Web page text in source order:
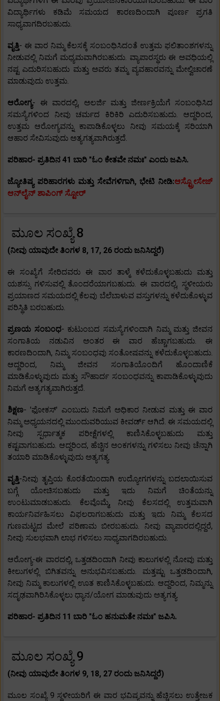
ವಿದ್ಯಾರ್ಥಿಗಳು ಕಡಿಮೆ ಸಮಯದ ಕಾರಣದಿಂದಾಗಿ ಪೂರ್ಣ ಪ್ರಗತಿ
ಸಾಧ್ಯವಾಗದಿರಬಹುದು.
ವೃತ್ತಿ- ಈ ವಾರ ನಿಮ್ಮ ಕೆಲಸಕ್ಕೆ ಸಂಬಂಧಿಸಿದಂತೆ ಉತ್ತಮ ಫಲಿತಾಂಶಗಳನ್ನು
ನೀಡುವಲ್ಲಿ ನಿಮಗೆ ಮಧ್ಯಮವಾಗಿರಬಹುದು. ವ್ಯಾಪಾರಸ್ಥರು ಈ ಅವಧಿಯಲ್ಲಿ
ನಷ್ಟ ಎದುರಿಸಬಹುದು ಮತ್ತು ಅವರು ತಮ್ಮ ವ್ಯವಹಾರವನ್ನು ಮೇಲ್ವಿಚಾರಣೆ
ಮಾಡುವುದು ಉತ್ತಮ.
ಆರೋಗ್ಯ- ಈ ವಾರದಲ್ಲಿ, ಅಲರ್ಜಿ ಮತ್ತು ಜೀರ್ಣಕ್ರಿಯೆಗೆ ಸಂಬಂಧಿಸಿದ
ಸಮಸ್ಯೆಗಳಿಂದ ನೀವು ಚರ್ಮದ ಕಿರಿಕಿರಿ ಎದುರಿಸಬಹುದು. ಆದ್ದರಿಂದ,
ಉತ್ತಮ ಆರೋಗ್ಯವನ್ನು ಕಾಪಾಡಿಕೊಳ್ಳಲು ನೀವು ಸಮಯಕ್ಕೆ ಸರಿಯಾಗಿ
ಆಹಾರ ಸೇವಿಸುವುದು ಅತ್ಯಗತ್ಯವಾಗಿರುತ್ತದೆ.
ಪರಿಹಾರ- ಪ್ರತಿದಿನ 41 ಬಾರಿ "ಓಂ ಕೇತವೇ ನಮಃ" ಎಂದು ಜಪಿಸಿ.
ಜ್ಯೋತಿಷ್ಯ ಪರಿಹಾರಗಳು ಮತ್ತು ಸೇವೆಗಳಿಗಾಗಿ, ಭೇಟಿ ನೀಡಿ:ಆಸ್ಟ್ರೋಸೇಜ್
ಆನ್‌ಲೈನ್ ಶಾಪಿಂಗ್ ಸ್ಟೋರ್
ಮೂಲ ಸಂಖ್ಯೆ 8
(ನೀವು ಯಾವುದೇ ತಿಂಗಳ 8, 17, 26 ರಂದು ಜನಿಸಿದ್ದರೆ)
ಈ ಸಂಖ್ಯೆಗೆ ಸೇರಿದವರು ಈ ವಾರ ತಾಳ್ಮೆ ಕಳೆದುಕೊಳ್ಳಬಹುದು ಮತ್ತು
ಯಶಸ್ಸು ಗಳಿಸುವಲ್ಲಿ ತೊಂದರೆಯಾಗಬಹುದು. ಈ ವಾರದಲ್ಲಿ, ಸ್ಥಳೀಯರು
ಪ್ರಯಾಣದ ಸಮಯದಲ್ಲಿ ಕೆಲವು ಬೆಲೆಬಾಳುವ ವಸ್ತುಗಳನ್ನು ಕಳೆದುಕೊಳ್ಳುವ
ಪರಿಸ್ಥಿತಿ ಬರಬಹುದು.
ಪ್ರಣಯ ಸಂಬಂಧ- ಕುಟುಂಬದ ಸಮಸ್ಯೆಗಳಿಂದಾಗಿ ನಿಮ್ಮ ಮತ್ತು ಜೀವನ
ಸಂಗಾತಿಯ ನಡುವಿನ ಅಂತರ ಈ ವಾರ ಹೆಚ್ಚಾಗಬಹುದು. ಈ
ಕಾರಣದಿಂದಾಗಿ, ನಿಮ್ಮ ಸಂಬಂಧವು ಸಂತೋಷವನ್ನು ಕಳೆದುಕೊಳ್ಳಬಹುದು.
ಆದ್ದರಿಂದ, ನಿಮ್ಮ ಜೀವನ ಸಂಗಾತಿಯೊಂದಿಗೆ ಹೊಂದಾಣಿಕೆ
ಮಾಡಿಕೊಳ್ಳುವುದು ಮತ್ತು ಸೌಹಾರ್ದ ಸಂಬಂಧವನ್ನು ಕಾಪಾಡಿಕೊಳ್ಳುವುದು
ನಿಮಗೆ ಅತ್ಯಗತ್ಯವಾಗಿರುತ್ತದೆ.
ಶಿಕ್ಷಣ- 'ಫೋಕಸ್' ಎಂಬುದು ನಿಮಗೆ ಅಧಿಕಾರ ನೀಡುವ ಮತ್ತು ಈ ವಾರ
ನಿಮ್ಮ ಅಧ್ಯಯನದಲ್ಲಿ ಮುಂದುವರಿಯುವ ಕೀವರ್ಡ್ ಆಗಿದೆ. ಈ ಸಮಯದಲ್ಲಿ
ನೀವು ಸ್ಪರ್ಧಾತ್ಮಕ ಪರೀಕ್ಷೆಗಳಲ್ಲಿ ಕಾಣಿಸಿಕೊಳ್ಳಬಹುದು ಮತ್ತು
ಕಷ್ಟವಾಗಬಹುದು. ಆದ್ದರಿಂದ, ಹೆಚ್ಚಿನ ಅಂಕಗಳನ್ನು ಗಳಿಸಲು ನೀವು ಚೆನ್ನಾಗಿ
ತಯಾರಿ ಮಾಡಿಕೊಳ್ಳುವುದು ಅತ್ಯಗತ್ಯ.
ವೃತ್ತಿ-ನೀವು ತೃಪ್ತಿಯ ಕೊರತೆಯಿಂದಾಗಿ ಉದ್ಯೋಗಗಳನ್ನು ಬದಲಾಯಿಸುವ
ಬಗ್ಗೆ ಯೋಚಿಸಬಹುದು ಮತ್ತು ಇದು ನಿಮಗೆ ಚಿಂತೆಯನ್ನು
ಉಂಟುಮಾಡಬಹುದು. ಕೆಲವೊಮ್ಮೆ, ನೀವು ಕೆಲಸದಲ್ಲಿ ಉತ್ತಮವಾಗಿ
ಕಾರ್ಯನಿರ್ವಹಿಸಲು ವಿಫಲರಾಗಬಹುದು ಮತ್ತು ಇದು ನಿಮ್ಮ ಕೆಲಸದ
ಗುಣಮಟ್ಟದ ಮೇಲೆ ಪರಿಣಾಮ ಬೀರಬಹುದು. ನೀವು ವ್ಯಾಪಾರದಲ್ಲಿದ್ದರೆ,
ನೀವು ಸುಲಭವಾಗಿ ಲಾಭ ಗಳಿಸಲು ಸಾಧ್ಯವಾಗದಿರಬಹುದು.
ಆರೋಗ್ಯ-ಈ ವಾರದಲ್ಲಿ, ಒತ್ತಡದಿಂದಾಗಿ ನೀವು ಕಾಲುಗಳಲ್ಲಿ ನೋವು ಮತ್ತು
ಕೀಲುಗಳಲ್ಲಿ ಬಿಗಿತವನ್ನು ಅನುಭವಿಸಬಹುದು. ಮತ್ತಷ್ಟು ಒತ್ತಡದಿಂದಾಗಿ,
ನೀವು ನಿಮ್ಮ ಕಾಲುಗಳಲ್ಲಿ ಊತ ಕಾಣಿಸಿಕೊಳ್ಳಬಹುದು. ಆದ್ದರಿಂದ, ನಿಮ್ಮನ್ನು
ಸದೃಢವಾಗಿರಿಸಿಕೊಳ್ಳಲು ಧ್ಯಾನ/ಯೋಗ ಮಾಡುವುದು ಅತ್ಯಗತ್ಯ.
ಪರಿಹಾರ- ಪ್ರತಿದಿನ 11 ಬಾರಿ "ಓಂ ಹನುಮತೇ ನಮಃ" ಜಪಿಸಿ.
ಮೂಲ ಸಂಖ್ಯೆ 9
(ನೀವು ಯಾವುದೇ ತಿಂಗಳ 9, 18, 27 ರಂದು ಜನಿಸಿದ್ದರೆ)
ಮೂಲ ಸಂಖ್ಯೆ 9 ಸ್ಥಳೀಯರಿಗೆ ಈ ವಾರ ಭವಿಷ್ಯವನ್ನು ಹೆಚ್ಚಿಸಲು ಉತ್ತೇಜಕ